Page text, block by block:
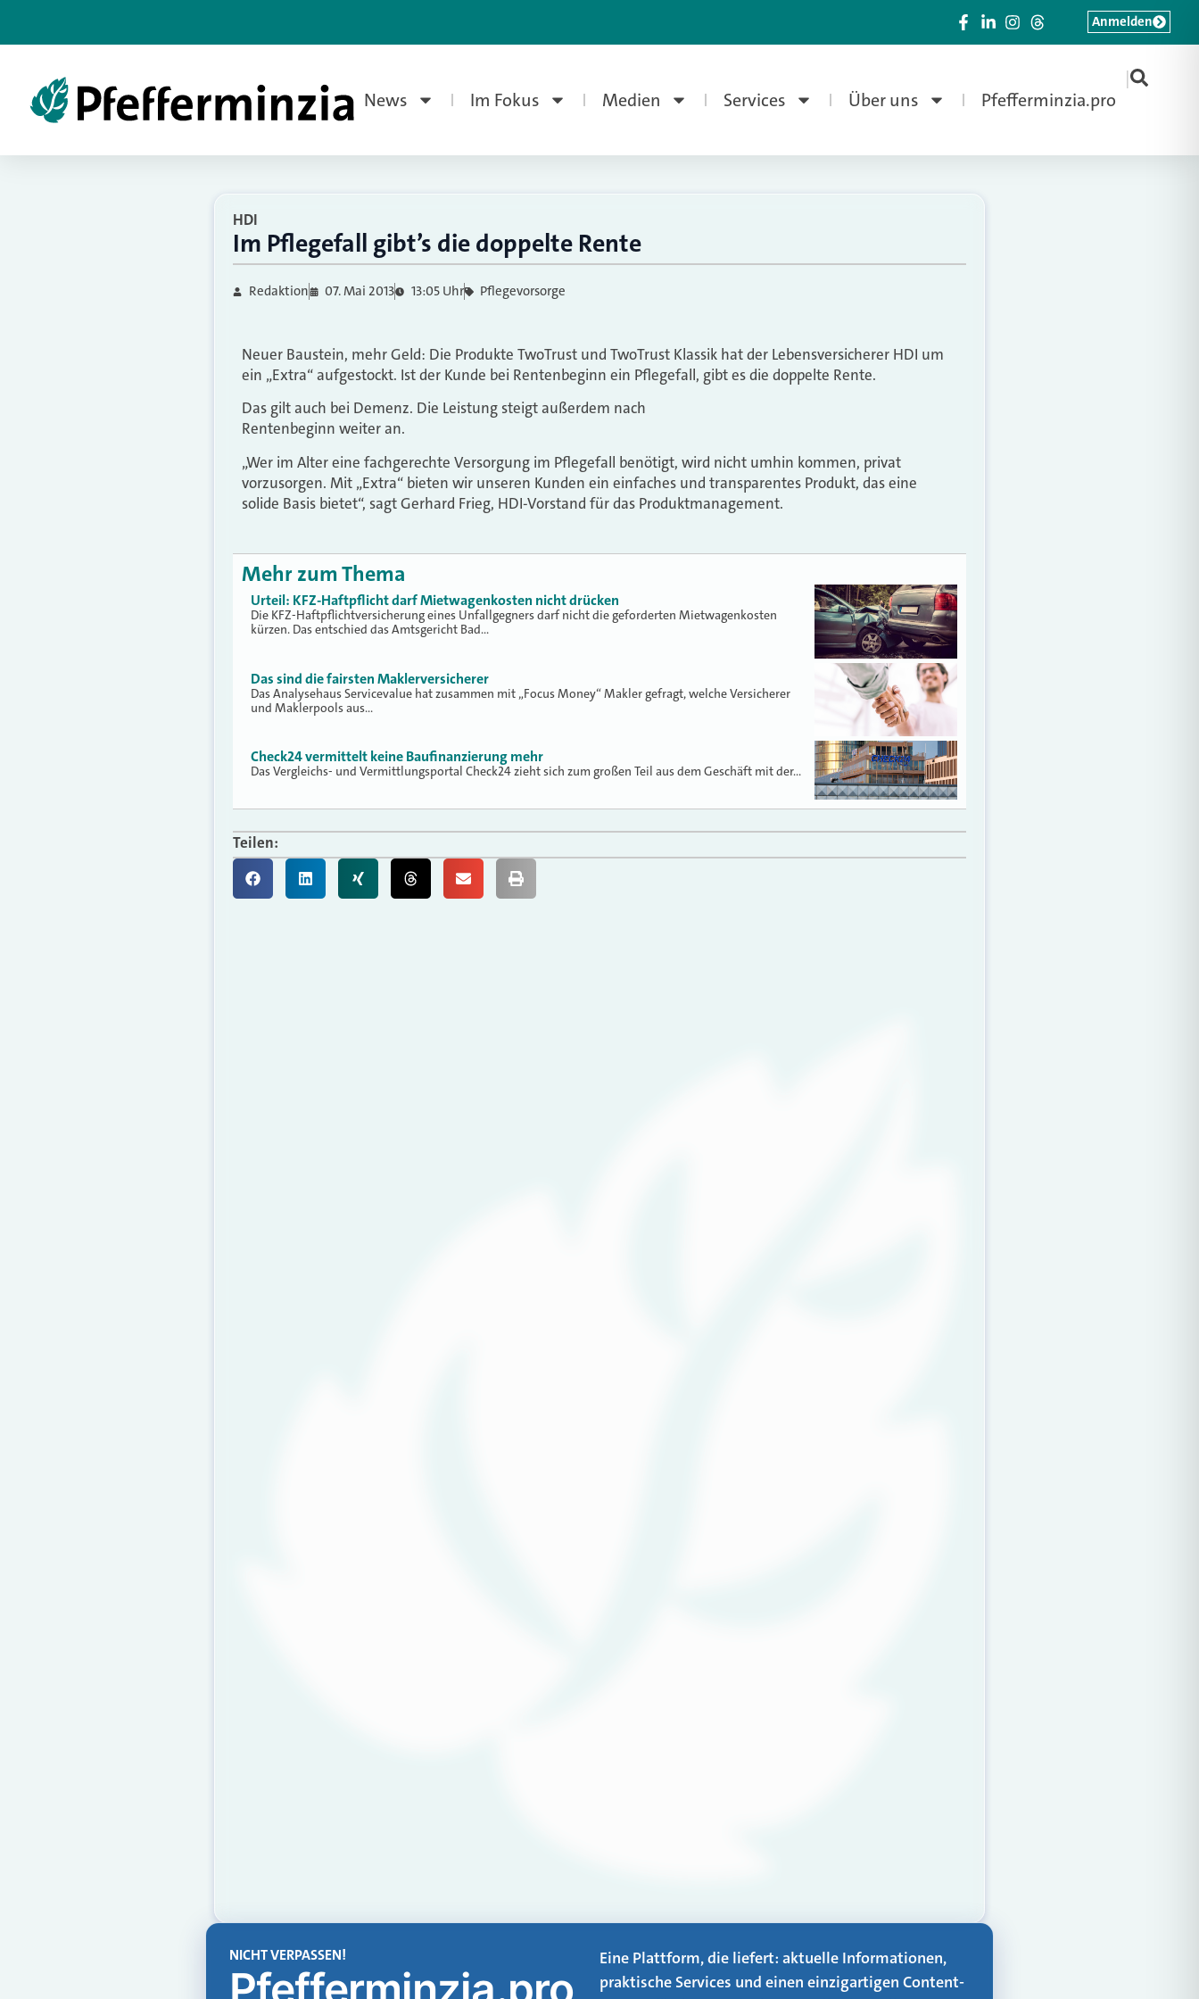
News Im Fokus Medien Services Über uns Pfefferminzia.pro
|
Anmelden
HDI
Im Pflegefall gibt’s die doppelte Rente
Redaktion 07. Mai 2013 13:05 Uhr Pflegevorsorge
Neuer Baustein, mehr Geld: Die Produkte TwoTrust und TwoTrust Klassik hat der Lebensversicherer HDI um
ein „Extra“ aufgestockt. Ist der Kunde bei Rentenbeginn ein Pflegefall, gibt es die doppelte Rente.
Das gilt auch bei Demenz. Die Leistung steigt außerdem nach
Rentenbeginn weiter an.
„Wer im Alter eine fachgerechte Versorgung im Pflegefall benötigt, wird nicht umhin kommen, privat
vorzusorgen. Mit „Extra“ bieten wir unseren Kunden ein einfaches und transparentes Produkt, das eine
solide Basis bietet“, sagt Gerhard Frieg, HDI-Vorstand für das Produktmanagement.
Mehr zum Thema
Urteil: KFZ-Haftpflicht darf Mietwagenkosten nicht drücken
Die KFZ-Haftpflichtversicherung eines Unfallgegners darf nicht die geforderten Mietwagenkosten
kürzen. Das entschied das Amtsgericht Bad…
Das sind die fairsten Maklerversicherer
Das Analysehaus Servicevalue hat zusammen mit „Focus Money“ Makler gefragt, welche Versicherer
und Maklerpools aus…
Check24 vermittelt keine Baufinanzierung mehr
Das Vergleichs- und Vermittlungsportal Check24 zieht sich zum großen Teil aus dem Geschäft mit der…
Teilen:
NICHT VERPASSEN!
Eine Plattform, die liefert: aktuelle Informationen,
praktische Services und einen einzigartigen Content-